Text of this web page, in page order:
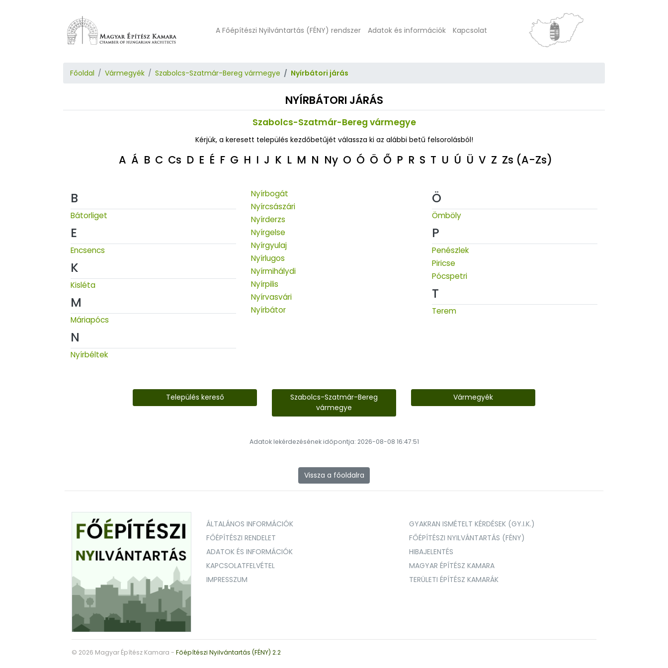
A Főépítészi Nyilvántartás (FÉNY) rendszer Adatok és információk Kapcsolat
Főoldal Vármegyék Szabolcs-Szatmár-Bereg vármegye Nyírbátori járás
NYÍRBÁTORI JÁRÁS
Szabolcs-Szatmár-Bereg vármegye
Kérjük, a keresett település kezdőbetűjét válassza ki az alábbi betű felsorolásból!
A Á B C Cs D E É F G H I J K L M N Ny O Ó Ö Ő P R S T U Ú Ü V Z Zs (A-Zs)
B
Bátorliget
E
Encsencs
K
Kisléta
M
Máriapócs
N
Nyírbéltek
Nyírbogát
Nyírcsászári
Nyírderzs
Nyírgelse
Nyírgyulaj
Nyírlugos
Nyírmihálydi
Nyírpilis
Nyírvasvári
Nyírbátor
Ö
Ömböly
P
Penészlek
Piricse
Pócspetri
T
Terem
Település kereső
Szabolcs-Szatmár-Bereg
vármegye
Vármegyék
Adatok lekérdezésének időpontja: 2026-08-08 16:47:51
Vissza a főoldalra
ÁLTALÁNOS INFORMÁCIÓK
GYAKRAN ISMÉTELT KÉRDÉSEK (GY.I.K.)
FŐÉPÍTÉSZI RENDELET
FŐÉPÍTÉSZI NYILVÁNTARTÁS (FÉNY)
ADATOK ÉS INFORMÁCIÓK
HIBAJELENTÉS
KAPCSOLATFELVÉTEL
MAGYAR ÉPÍTÉSZ KAMARA
IMPRESSZUM
TERÜLETI ÉPÍTÉSZ KAMARÁK
© 2026 Magyar Építész Kamara - Főépítészi Nyilvántartás (FÉNY) 2.2